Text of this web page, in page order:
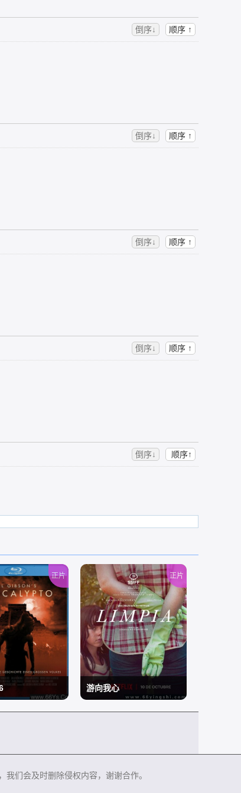
倒序↓ 顺序 ↑
倒序↓ 顺序 ↑
倒序↓ 顺序 ↑
倒序↓ 顺序 ↑
倒序↓ 顺序↑
正片
游向我心
正片
们会及时删除侵权内容，谢谢合作。